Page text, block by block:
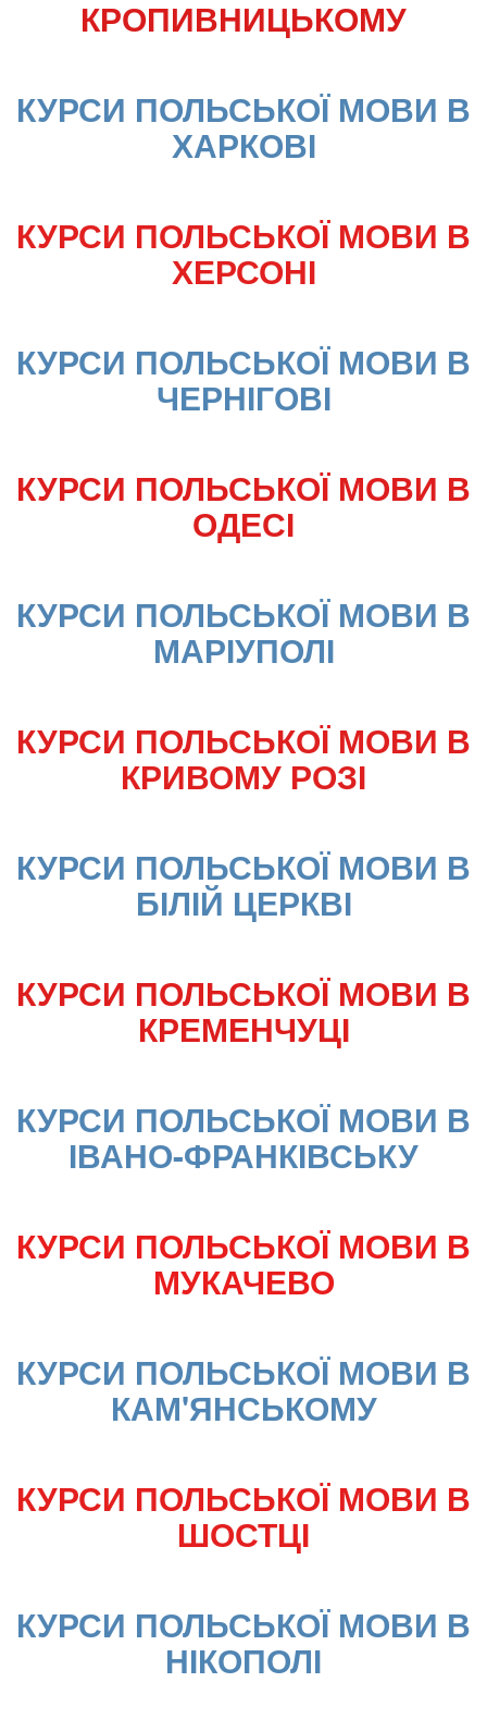
КРОПИВНИЦЬКОМУ
КУРСИ ПОЛЬСЬКОЇ МОВИ В
ХАРКОВІ
КУРСИ ПОЛЬСЬКОЇ МОВИ В
ХЕРСОНІ
КУРСИ ПОЛЬСЬКОЇ МОВИ В
ЧЕРНІГОВІ
КУРСИ ПОЛЬСЬКОЇ МОВИ В
ОДЕСІ
КУРСИ ПОЛЬСЬКОЇ МОВИ В
МАРІУПОЛІ
КУРСИ ПОЛЬСЬКОЇ МОВИ В
КРИВОМУ РОЗІ
КУРСИ ПОЛЬСЬКОЇ МОВИ В
БІЛІЙ ЦЕРКВІ
КУРСИ ПОЛЬСЬКОЇ МОВИ В
КРЕМЕНЧУЦІ
КУРСИ ПОЛЬСЬКОЇ МОВИ В
ІВАНО-ФРАНКІВСЬКУ
КУРСИ ПОЛЬСЬКОЇ МОВИ В
МУКАЧЕВО
КУРСИ ПОЛЬСЬКОЇ МОВИ В
КАМ'ЯНСЬКОМУ
КУРСИ ПОЛЬСЬКОЇ МОВИ В
ШОСТЦІ
КУРСИ ПОЛЬСЬКОЇ МОВИ В
НІКОПОЛІ